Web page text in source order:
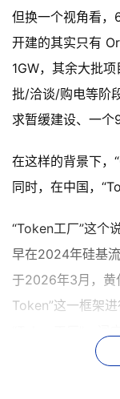
但换一个视角看，
开建的其实只有
1GW，其余大批
批/洽谈/购电等阶
求暂缓建设、一个
在这样的背景下，
同时，在中国，
“Token工厂”这个
早在2024年硅基
于2026年3月，黄
Token”这一框架
到A股概念板块，